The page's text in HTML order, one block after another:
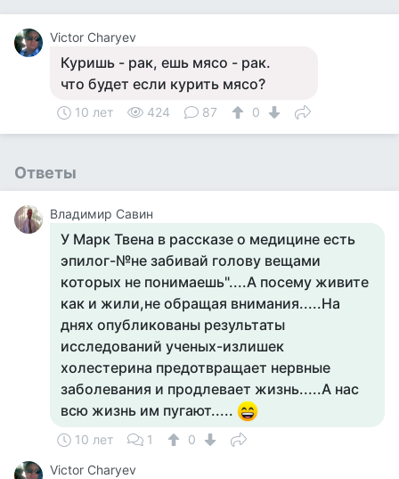
Victor Charyev
Куришь - рак, ешь мясо - рак.
что будет если курить мясо?
10 лет 424 87 0
Ответы
Владимир Савин
У Марк Твена в рассказе о медицине есть
эпилог-№не забивай голову вещами
которых не понимаешь"....А посему живите
как и жили,не обращая внимания.....На
днях опубликованы результаты
исследований ученых-излишек
холестерина предотвращает нервные
заболевания и продлевает жизнь.....А нас
всю жизнь им пугают.....
10 лет 1
0
Victor Charyev